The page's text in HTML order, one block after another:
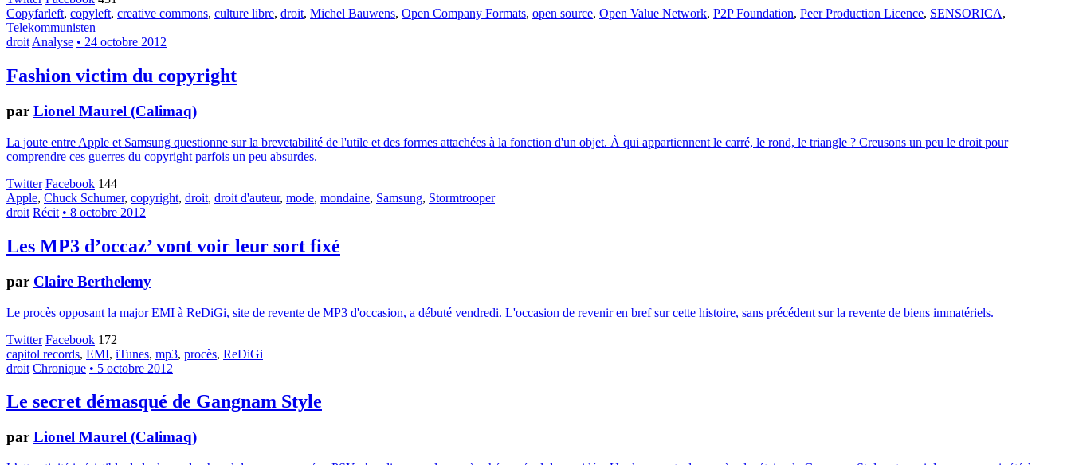
Copyfarleft, copyleft, creative commons, culture libre, droit, Michel Bauwens, Open Company Formats, open source, Open Value Network, P2P Foundation, Peer Production Licence, SENSORICA,
Telekommunisten
droitAnalyse • 24 octobre 2012
Fashion victim du copyright
par Lionel Maurel (Calimaq)
La joute entre Apple et Samsung questionne sur la brevetabilité de l'utile et des formes attachées à la fonction d'un objet. À qui appartiennent le carré, le rond, le triangle ? Creusons un peu le droit pour
comprendre ces guerres du copyright parfois un peu absurdes.
Twitter Facebook 144
Apple, Chuck Schumer, copyright, droit, droit d'auteur, mode, mondaine, Samsung, Stormtrooper
droit Récit • 8 octobre 2012
Les MP3 d’occaz’ vont voir leur sort fixé
par Claire Berthelemy
Le procès opposant la major EMI à ReDiGi, site de revente de MP3 d'occasion, a débuté vendredi. L'occasion de revenir en bref sur cette histoire, sans précédent sur la revente de biens immatériels.
Twitter Facebook 172
capitol records, EMI, iTunes, mp3, procès, ReDiGi
droit Chronique • 5 octobre 2012
Le secret démasqué de Gangnam Style
par Lionel Maurel (Calimaq)